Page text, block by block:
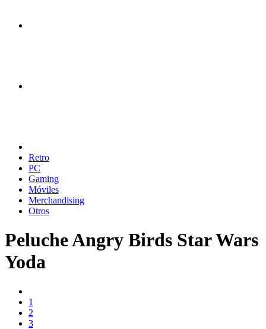
Retro
PC
Gaming
Móviles
Merchandising
Otros
Peluche Angry Birds Star Wars
Yoda
1
2
3